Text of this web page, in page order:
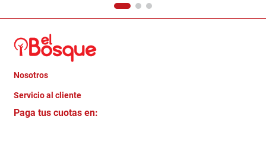
Nosotros
Quienes somos
Trabaja con Nosotros
Servicio al cliente
Crédito Directo
Paga tus cuotas en: